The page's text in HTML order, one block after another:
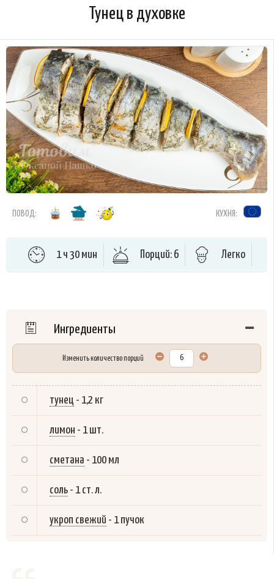
Тунец в духовке
ПОВОД: КУХНЯ:
1 ч 30 мин Порций: 6 Легко
Ингредиенты
Изменить количество порций
тунец - 1,2 кг
лимон - 1 шт.
сметана - 100 мл
соль - 1 ст. л.
укроп свежий - 1 пучок